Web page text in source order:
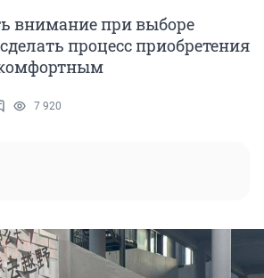
внимание при выборе
процесс приобретения
7 920